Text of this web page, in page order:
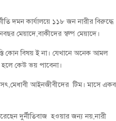
দমন কার্যালয়ে ১১৮ জন নারীর বিরুদ্ধে
মেয়াদে,বাকীদের স্বল্প মেয়াদে।
কোন বিষয় ই না। যেখানে অনেক আমল
হলে কেউ ভয় পাবেনা।
আইনজীবীদের টিম। মাসে
দুর্নীতিবাজ হওয়ার জন্য নয়,নারী